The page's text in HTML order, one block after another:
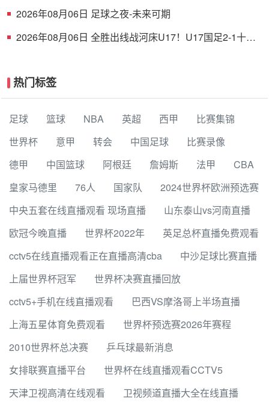
2026年08月06日 足球之夜-未来可期
2026年08月06日 全胜出线战河床U17！U17国足2-1十人
热门标签
足球 篮球 NBA 英超 西甲
比赛集锦
世界杯
意甲 转会 中国足球
比赛录像
德甲
中国篮球 阿根廷 詹姆斯 法甲
CBA
皇家马德里
76人 国家队
2024世界杯欧洲预选赛
中央五套在线直播观看 现场直播
山东泰山vs河南直播
欧冠今晚直播
世界杯2022年
英足总杯直播免费观看
cctv5在线直播观看正在直播高清cba
中沙足球比赛直播
上届世界杯冠军
世界杯决赛直播回放
cctv5+手机在线直播观看
巴西VS摩洛哥上半场直播
上海五星体育免费观看
世界杯预选赛2026年赛程
2010世界杯总决赛
乒乓球最新消息
女排联赛直播平台
世界杯在线直播观看CCTV5
天津卫视高清在线观看
卫视频道直播大全在线直播